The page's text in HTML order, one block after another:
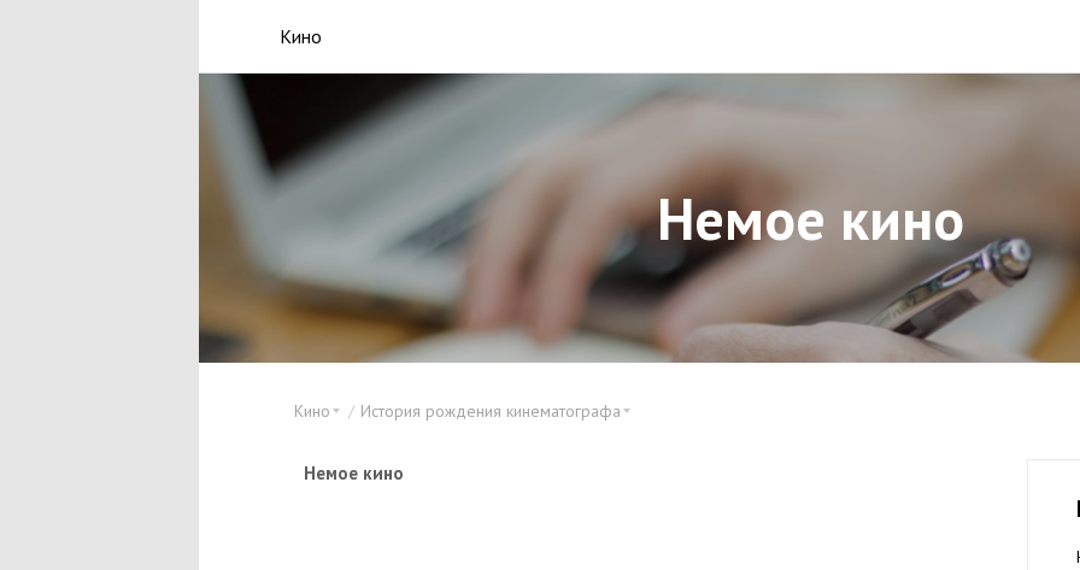
Кино
Немое кино
Кино История рождения кинематографа
Немое кино